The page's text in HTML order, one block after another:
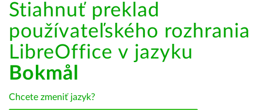
Stiahnuť preklad
používateľského rozhrania
LibreOffice v jazyku
Bokmål
Chcete zmeniť jazyk?